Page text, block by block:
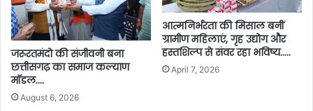
जरूरतमंदो की संजीवनी बना
छत्तीसगढ़ का समाज कल्याण
मॉडल….
August 6, 2026
आत्मनिर्भरता की मिसाल बनीं
ग्रामीण महिलाएं, गृह उद्योग और
हस्तशिल्प से संवर रहा भविष्य…..
April 7, 2026